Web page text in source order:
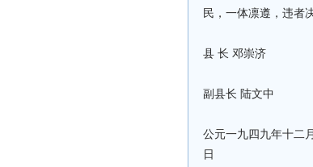
民，一体凛遵，违者
县 长 邓崇济
副县长 陆文中
公元一九四九年十二月
日